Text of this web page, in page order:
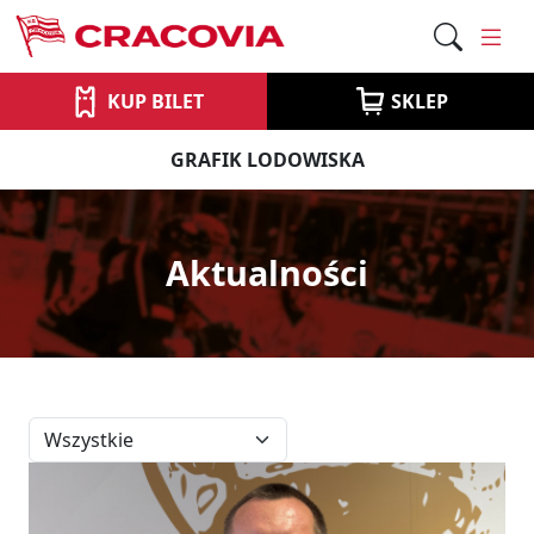
KUP BILET SKLEP
GRAFIK LODOWISKA
Aktualności